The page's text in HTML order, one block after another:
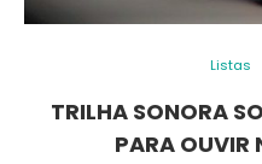
Listas
TRILHA SONORA
PARA OUVIR